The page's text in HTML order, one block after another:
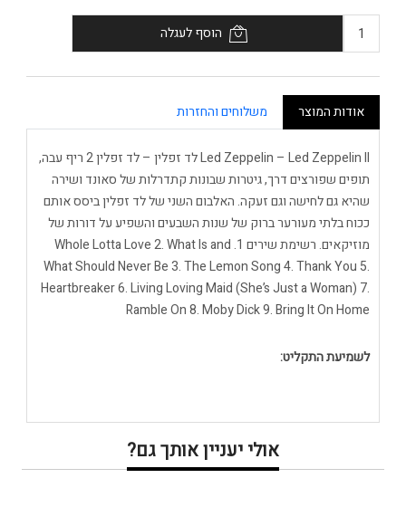
הוסף לעגלה
אודות המוצר משלוחים והחזרות
Led Zeppelin – Led Zeppelin II לד זפלין – לד זפלין 2 ריף עבה,
תופים שפורצים דרך, גיטרות שבונות קתדרלות של סאונד ושירה
שהיא גם לחישה וגם זעקה. האלבום השני של לד זפלין ביסס אותם
ככוח בלתי מעורער ברוק של שנות השבעים והשפיע על דורות של
מוזיקאים. רשימת שירים 1. Whole Lotta Love 2. What Is and
What Should Never Be 3. The Lemon Song 4. Thank You 5.
Heartbreaker 6. Living Loving Maid (She’s Just a Woman) 7.
Ramble On 8. Moby Dick 9. Bring It On Home
לשמיעת התקליט:
אולי יעניין אותך גם?